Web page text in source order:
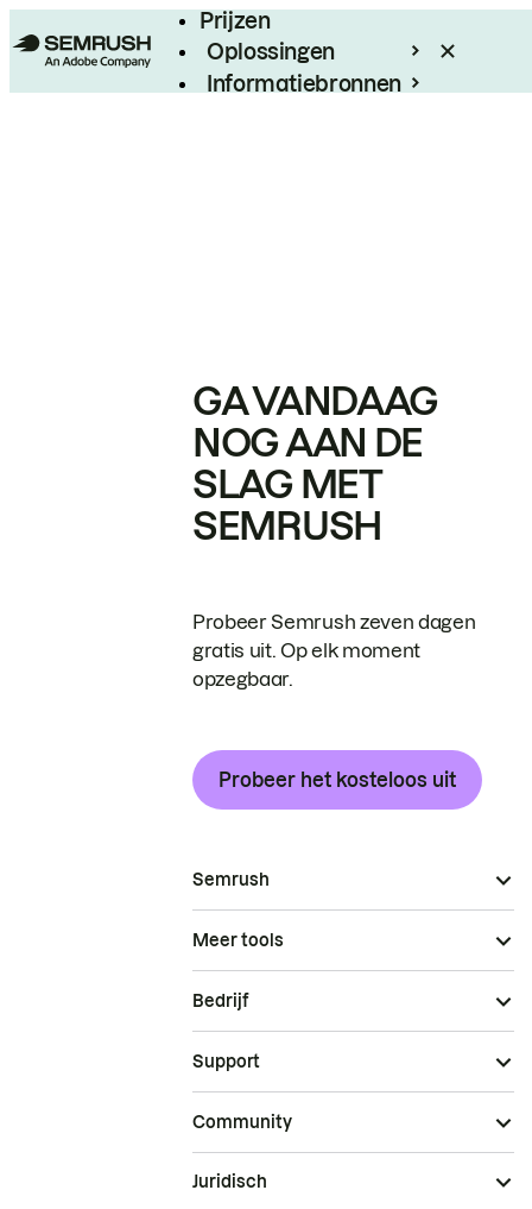
Prijzen
Oplossingen
Informatiebronnen
GA VANDAAG
NOG AAN DE
SLAG MET
SEMRUSH
Probeer Semrush zeven dagen
gratis uit. Op elk moment
opzegbaar.
Probeer het kosteloos uit
Semrush
Meer tools
Bedrijf
Support
Community
Juridisch